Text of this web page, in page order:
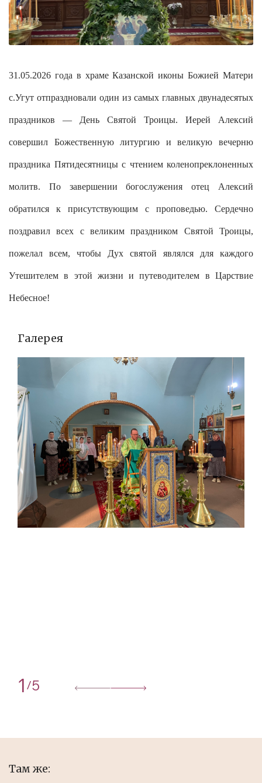
31.05.2026 года в храме Казанской иконы Божией Матери
с.Угут отпраздновали один из самых главных двунадесятых
праздников — День Святой Троицы. Иерей Алексий
совершил Божественную литургию и великую вечерню
праздника Пятидесятницы с чтением коленопреклоненных
молитв. По завершении богослужения отец Алексий
обратился к присутствующим с проповедью. Сердечно
поздравил всех с великим праздником Святой Троицы,
пожелал всем, чтобы Дух святой являлся для каждого
Утешителем в этой жизни и путеводителем в Царствие
Небесное!
Галерея
1 /5
Там же: